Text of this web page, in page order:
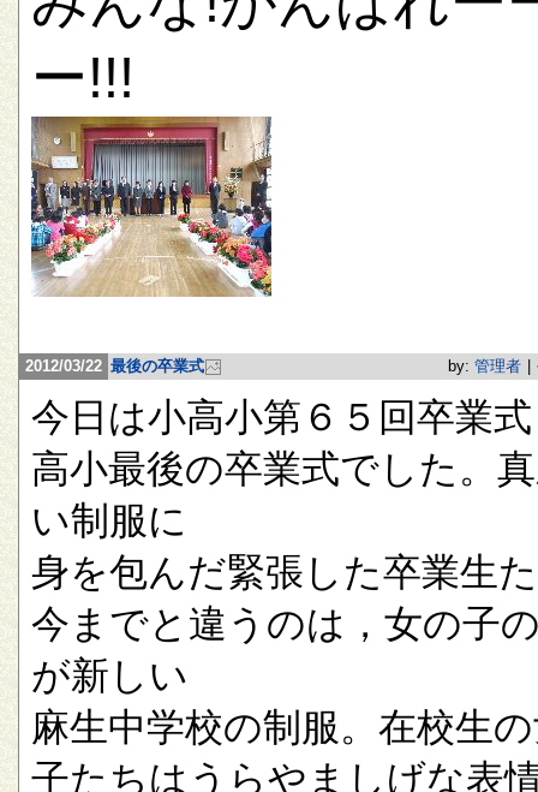
ー!!!
2012/03/22 最後の卒業式 by: 管理者
今日は小高小第６５回卒業
高小最後の卒業式でした。
い制服に
身を包んだ緊張した卒業生
今までと違うのは，女の子
が新しい
麻生中学校の制服。在校生
子たちはうらやましげな表